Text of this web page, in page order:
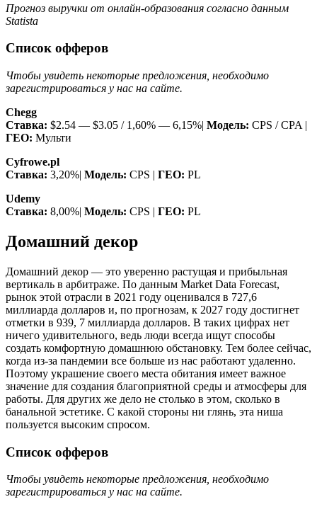
Прогноз выручки от онлайн-образования согласно данным
Statista
Список офферов
Чтобы увидеть некоторые предложения, необходимо
зарегистрироваться у нас на сайте.
Chegg
Ставка: $2.54 — $3.05 / 1,60% — 6,15%| Модель: CPS / CPA |
ГЕО: Мульти
Cyfrowe.pl
Ставка: 3,20%| Модель: CPS | ГЕО: PL
Udemy
Ставка: 8,00%| Модель: CPS | ГЕО: PL
Домашний декор
Домашний декор — это уверенно растущая и прибыльная
вертикаль в арбитраже. По данным Market Data Forecast,
рынок этой отрасли в 2021 году оценивался в 727,6
миллиарда долларов и, по прогнозам, к 2027 году достигнет
отметки в 939, 7 миллиарда долларов. В таких цифрах нет
ничего удивительного, ведь люди всегда ищут способы
создать комфортную домашнюю обстановку. Тем более сейчас,
когда из-за пандемии все больше из нас работают удаленно.
Поэтому украшение своего места обитания имеет важное
значение для создания благоприятной среды и атмосферы для
работы. Для других же дело не столько в этом, сколько в
банальной эстетике. С какой стороны ни глянь, эта ниша
пользуется высоким спросом.
Список офферов
Чтобы увидеть некоторые предложения, необходимо
зарегистрироваться у нас на сайте.